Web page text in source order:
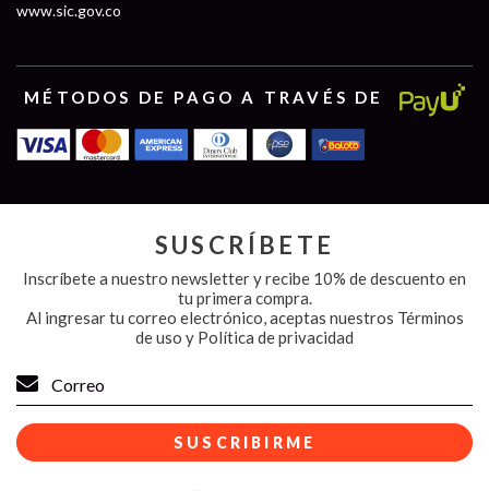
www.sic.gov.co
MÉTODOS DE PAGO A TRAVÉS DE
SUSCRÍBETE
Inscríbete a nuestro newsletter y recibe 10% de descuento en
tu primera compra.
Al ingresar tu correo electrónico, aceptas nuestros Términos
de uso y Política de privacidad